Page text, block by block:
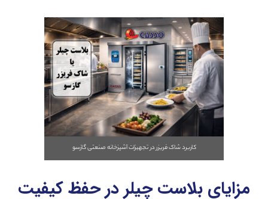
کاربرد شاک فریزر در تجهیزات آشپزخانه صنعتی گازسو
مزایای بلاست چیلر در حفظ کیفیت